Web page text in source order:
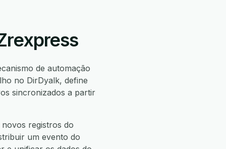
de automação
no DirDyalk, define
sincronizados a partir
registros do
um evento do